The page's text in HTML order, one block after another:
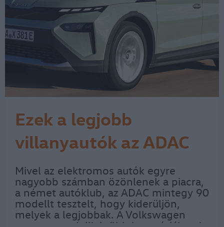
Ezek a legjobb
villanyautók az ADAC
szerint
Mivel az elektromos autók egyre
nagyobb számban özönlenek a piacra,
a német autóklub, az ADAC mintegy 90
modellt tesztelt, hogy kiderüljön,
melyek a legjobbak. A Volkswagen